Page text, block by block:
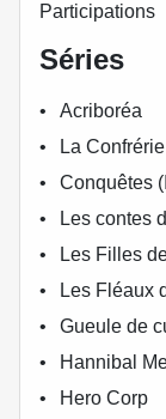
Participations
Séries
Acriboréa
La
Conquêtes
Les contes
Les Filles
Les Fléaux
Gueule de
Hannibal
Hero Corp